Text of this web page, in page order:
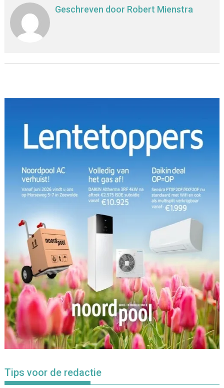
Geschreven door Robert Mienstra
Tips voor de redactie